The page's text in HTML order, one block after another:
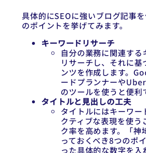
具体的にSEOに強いブログ記事
のポイントを挙げてみます。
キーワードリサーチ
自分の業務に関連する
リサーチし、それに基
ンツを作成します。
ードプランナーや
のツールを使うと便利
タイトルと見出しの工夫
タイトルにはキーワー
クティブな表現を使う
ク率を高めます。「神
っておくべき8つのポ
った具体的な数字を入